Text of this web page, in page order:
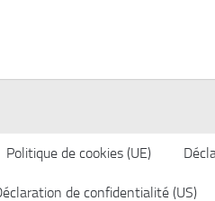
Politique de cookies (UE)
de confidentialité (US)